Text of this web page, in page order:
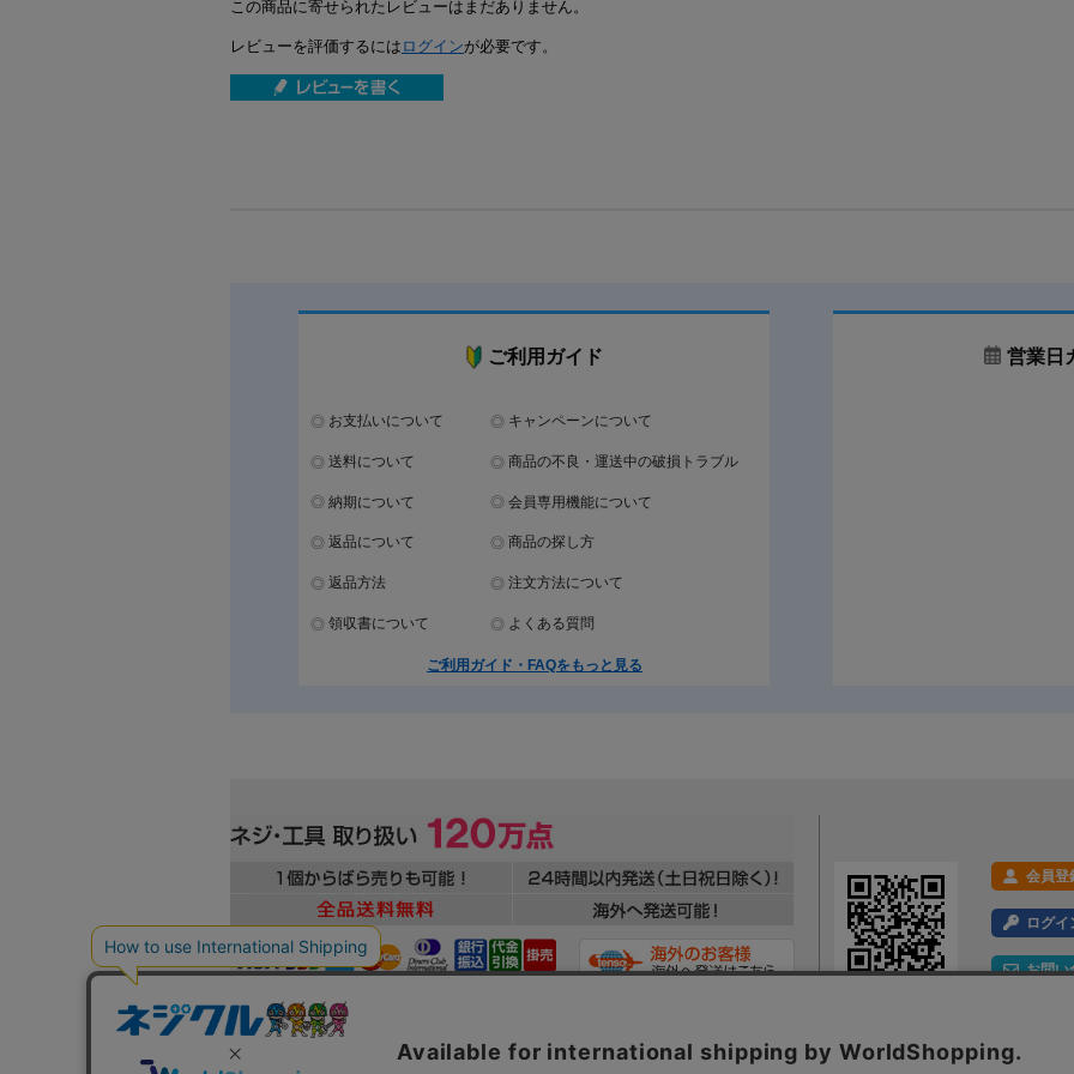
この商品に寄せられたレビューはまだありません。
レビューを評価するには ログインが必要です。
ご利用ガイド
お支払いについて キャンペーンについて
送料について 商品の不良・運送中の破損トラブル
納期について 会員専用機能について
返品について 商品の探し方
返品方法 注文方法について
領収書について よくある質問
ご利用ガイド・FAQをもっと見る
営業日
会員登
ログイ
お問い